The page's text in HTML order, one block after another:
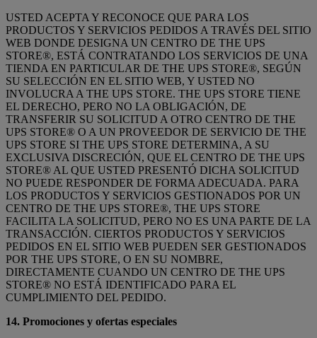
USTED ACEPTA Y RECONOCE QUE PARA LOS
PRODUCTOS Y SERVICIOS PEDIDOS A TRAVÉS DEL SITIO
WEB DONDE DESIGNA UN CENTRO DE THE UPS
STORE®, ESTÁ CONTRATANDO LOS SERVICIOS DE UNA
TIENDA EN PARTICULAR DE THE UPS STORE®, SEGÚN
SU SELECCIÓN EN EL SITIO WEB, Y USTED NO
INVOLUCRA A THE UPS STORE. THE UPS STORE TIENE
EL DERECHO, PERO NO LA OBLIGACIÓN, DE
TRANSFERIR SU SOLICITUD A OTRO CENTRO DE THE
UPS STORE® O A UN PROVEEDOR DE SERVICIO DE THE
UPS STORE SI THE UPS STORE DETERMINA, A SU
EXCLUSIVA DISCRECIÓN, QUE EL CENTRO DE THE UPS
STORE® AL QUE USTED PRESENTÓ DICHA SOLICITUD
NO PUEDE RESPONDER DE FORMA ADECUADA. PARA
LOS PRODUCTOS Y SERVICIOS GESTIONADOS POR UN
CENTRO DE THE UPS STORE®, THE UPS STORE
FACILITA LA SOLICITUD, PERO NO ES UNA PARTE DE LA
TRANSACCIÓN. CIERTOS PRODUCTOS Y SERVICIOS
PEDIDOS EN EL SITIO WEB PUEDEN SER GESTIONADOS
POR THE UPS STORE, O EN SU NOMBRE,
DIRECTAMENTE CUANDO UN CENTRO DE THE UPS
STORE® NO ESTÁ IDENTIFICADO PARA EL
CUMPLIMIENTO DEL PEDIDO.
14. Promociones y ofertas especiales